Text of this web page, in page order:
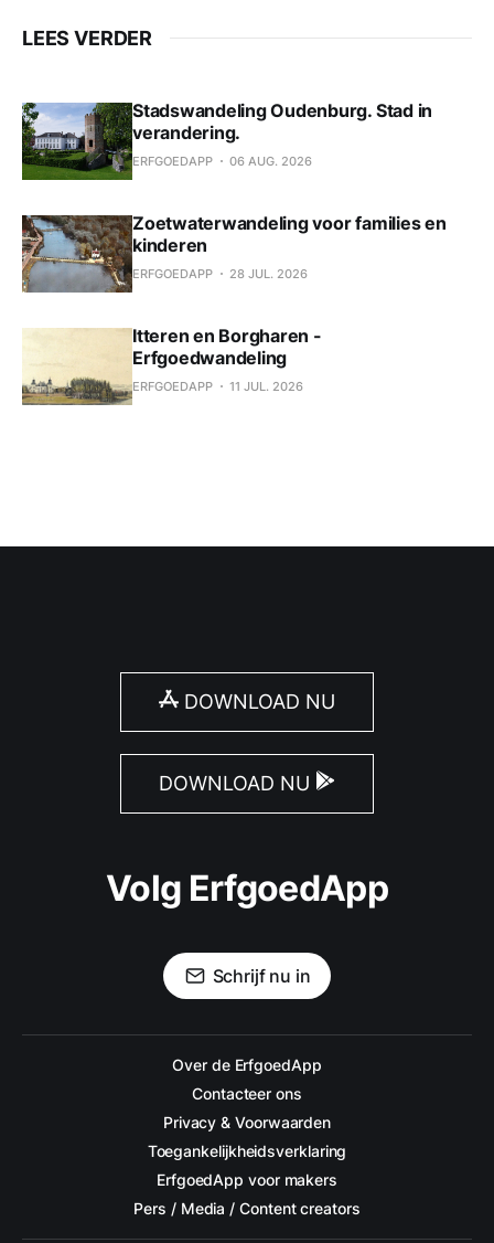
LEES VERDER
Stadswandeling Oudenburg. Stad in
verandering.
ERFGOEDAPP 06 AUG. 2026
Zoetwaterwandeling voor families en
kinderen
ERFGOEDAPP 28 JUL. 2026
Itteren en Borgharen -
Erfgoedwandeling
ERFGOEDAPP 11 JUL. 2026
DOWNLOAD NU
DOWNLOAD NU
Volg ErfgoedApp
Schrijf nu in
Over de ErfgoedApp
Contacteer ons
Privacy & Voorwaarden
Toegankelijkheidsverklaring
ErfgoedApp voor makers
Pers / Media / Content creators